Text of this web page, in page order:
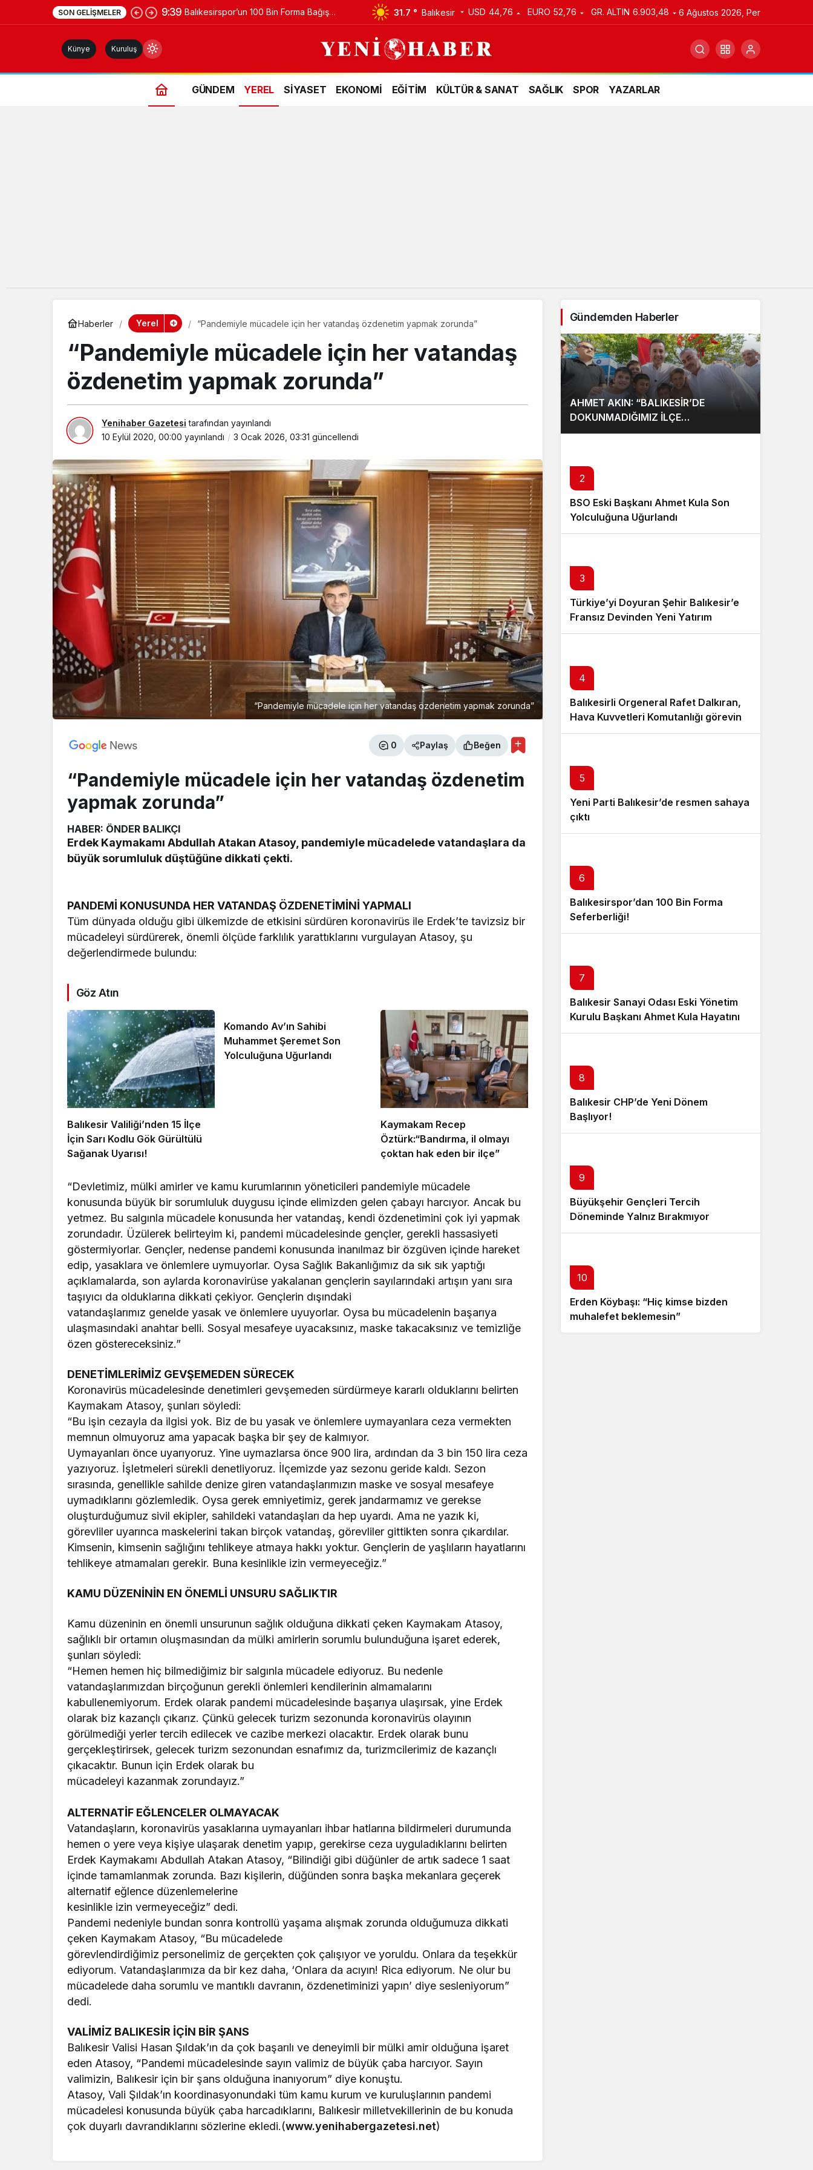
SON GELIŞMELER 9:39 Balıkesirspor’un 100 Bin Forma Bağış 31.7 ° Balıkesir USD 44,76 EURO 52,76 GR. ALTIN 6.903,48 6 Ağustos 2026, Per
Künye Kuruluş
GÜNDEM YEREL SİYASET EKONOMİ EĞİTİM KÜLTÜR & SANAT SAĞLIK SPOR YAZARLAR
Haberler Yerel “Pandemiyle mücadele için her vatandaş özdenetim yapmak zorunda”
“Pandemiyle mücadele için her vatandaş
özdenetim yapmak zorunda”
Yenihaber Gazetesi tarafından yayınlandı
10 Eylül 2020, 00:00 yayınlandı 3 Ocak 2026, 03:31 güncellendi
“Pandemiyle mücadele için her vatandaş özdenetim yapmak zorunda”
0 Paylaş Beğen
“Pandemiyle mücadele için her vatandaş özdenetim
yapmak zorunda”
HABER: ÖNDER BALIKÇI
Erdek Kaymakamı Abdullah Atakan Atasoy, pandemiyle mücadelede vatandaşlara da
büyük sorumluluk düştüğüne dikkati çekti.
PANDEMİ KONUSUNDA HER VATANDAŞ ÖZDENETİMİNİ YAPMALI
Tüm dünyada olduğu gibi ülkemizde de etkisini sürdüren koronavirüs ile Erdek’te tavizsiz bir
mücadeleyi sürdürerek, önemli ölçüde farklılık yarattıklarını vurgulayan Atasoy, şu
değerlendirmede bulundu:
Göz Atın
Balıkesir Valiliği’nden 15 İlçe
İçin Sarı Kodlu Gök Gürültülü
Sağanak Uyarısı!
Komando Av’ın Sahibi
Muhammet Şeremet Son
Yolculuğuna Uğurlandı
Kaymakam Recep
Öztürk:“Bandırma, il olmayı
çoktan hak eden bir ilçe”
“Devletimiz, mülki amirler ve kamu kurumlarının yöneticileri pandemiyle mücadele
konusunda büyük bir sorumluluk duygusu içinde elimizden gelen çabayı harcıyor. Ancak bu
yetmez. Bu salgınla mücadele konusunda her vatandaş, kendi özdenetimini çok iyi yapmak
zorundadır. Üzülerek belirteyim ki, pandemi mücadelesinde gençler, gerekli hassasiyeti
göstermiyorlar. Gençler, nedense pandemi konusunda inanılmaz bir özgüven içinde hareket
edip, yasaklara ve önlemlere uymuyorlar. Oysa Sağlık Bakanlığımız da sık sık yaptığı
açıklamalarda, son aylarda koronavirüse yakalanan gençlerin sayılarındaki artışın yanı sıra
taşıyıcı da olduklarına dikkati çekiyor. Gençlerin dışındaki
vatandaşlarımız genelde yasak ve önlemlere uyuyorlar. Oysa bu mücadelenin başarıya
ulaşmasındaki anahtar belli. Sosyal mesafeye uyacaksınız, maske takacaksınız ve temizliğe
özen göstereceksiniz.”
DENETİMLERİMİZ GEVŞEMEDEN SÜRECEK
Koronavirüs mücadelesinde denetimleri gevşemeden sürdürmeye kararlı olduklarını belirten
Kaymakam Atasoy, şunları söyledi:
“Bu işin cezayla da ilgisi yok. Biz de bu yasak ve önlemlere uymayanlara ceza vermekten
memnun olmuyoruz ama yapacak başka bir şey de kalmıyor.
Uymayanları önce uyarıyoruz. Yine uymazlarsa önce 900 lira, ardından da 3 bin 150 lira ceza
yazıyoruz. İşletmeleri sürekli denetliyoruz. İlçemizde yaz sezonu geride kaldı. Sezon
sırasında, genellikle sahilde denize giren vatandaşlarımızın maske ve sosyal mesafeye
uymadıklarını gözlemledik. Oysa gerek emniyetimiz, gerek jandarmamız ve gerekse
oluşturduğumuz sivil ekipler, sahildeki vatandaşları da hep uyardı. Ama ne yazık ki,
görevliler uyarınca maskelerini takan birçok vatandaş, görevliler gittikten sonra çıkardılar.
Kimsenin, kimsenin sağlığını tehlikeye atmaya hakkı yoktur. Gençlerin de yaşlıların hayatlarını
tehlikeye atmamaları gerekir. Buna kesinlikle izin vermeyeceğiz.”
KAMU DÜZENİNİN EN ÖNEMLİ UNSURU SAĞLIKTIR
Kamu düzeninin en önemli unsurunun sağlık olduğuna dikkati çeken Kaymakam Atasoy,
sağlıklı bir ortamın oluşmasından da mülki amirlerin sorumlu bulunduğuna işaret ederek,
şunları söyledi:
“Hemen hemen hiç bilmediğimiz bir salgınla mücadele ediyoruz. Bu nedenle
vatandaşlarımızdan birçoğunun gerekli önlemleri kendilerinin almamalarını
kabullenemiyorum. Erdek olarak pandemi mücadelesinde başarıya ulaşırsak, yine Erdek
olarak biz kazançlı çıkarız. Çünkü gelecek turizm sezonunda koronavirüs olayının
görülmediği yerler tercih edilecek ve cazibe merkezi olacaktır. Erdek olarak bunu
gerçekleştirirsek, gelecek turizm sezonundan esnafımız da, turizmcilerimiz de kazançlı
çıkacaktır. Bunun için Erdek olarak bu
mücadeleyi kazanmak zorundayız.”
ALTERNATİF EĞLENCELER OLMAYACAK
Vatandaşların, koronavirüs yasaklarına uymayanları ihbar hatlarına bildirmeleri durumunda
hemen o yere veya kişiye ulaşarak denetim yapıp, gerekirse ceza uyguladıklarını belirten
Erdek Kaymakamı Abdullah Atakan Atasoy, “Bilindiği gibi düğünler de artık sadece 1 saat
içinde tamamlanmak zorunda. Bazı kişilerin, düğünden sonra başka mekanlara geçerek
alternatif eğlence düzenlemelerine
kesinlikle izin vermeyeceğiz” dedi.
Pandemi nedeniyle bundan sonra kontrollü yaşama alışmak zorunda olduğumuza dikkati
çeken Kaymakam Atasoy, “Bu mücadelede
görevlendirdiğimiz personelimiz de gerçekten çok çalışıyor ve yoruldu. Onlara da teşekkür
ediyorum. Vatandaşlarımıza da bir kez daha, ‘Onlara da acıyın! Rica ediyorum. Ne olur bu
mücadelede daha sorumlu ve mantıklı davranın, özdenetiminizi yapın’ diye sesleniyorum”
dedi.
VALİMİZ BALIKESİR İÇİN BİR ŞANS
Balıkesir Valisi Hasan Şıldak’ın da çok başarılı ve deneyimli bir mülki amir olduğuna işaret
eden Atasoy, “Pandemi mücadelesinde sayın valimiz de büyük çaba harcıyor. Sayın
valimizin, Balıkesir için bir şans olduğuna inanıyorum” diye konuştu.
Atasoy, Vali Şıldak’ın koordinasyonundaki tüm kamu kurum ve kuruluşlarının pandemi
mücadelesi konusunda büyük çaba harcadıklarını, Balıkesir milletvekillerinin de bu konuda
çok duyarlı davrandıklarını sözlerine ekledi.(www.yenihabergazetesi.net)
Gündemden Haberler
AHMET AKIN: “BALIKESİR’DE
DOKUNMADIĞIMIZ İLÇE
KALMAYACAK”
2
BSO Eski Başkanı Ahmet Kula Son
Yolculuğuna Uğurlandı
3
Türkiye’yi Doyuran Şehir Balıkesir’e
Fransız Devinden Yeni Yatırım
4
Balıkesirli Orgeneral Rafet Dalkıran,
Hava Kuvvetleri Komutanlığı görevine
atandı
5
Yeni Parti Balıkesir’de resmen sahaya
çıktı
6
Balıkesirspor’dan 100 Bin Forma
Seferberliği!
7
Balıkesir Sanayi Odası Eski Yönetim
Kurulu Başkanı Ahmet Kula Hayatını
Kaybetti
8
Balıkesir CHP’de Yeni Dönem
Başlıyor!
9
Büyükşehir Gençleri Tercih
Döneminde Yalnız Bırakmıyor
10
Erden Köybaşı: “Hiç kimse bizden
muhalefet beklemesin”